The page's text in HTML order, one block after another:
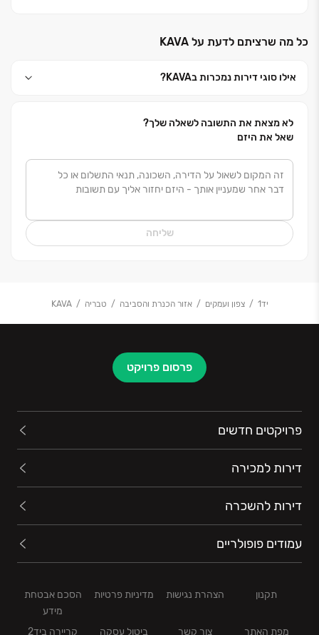
בכל רחבי הארץ, ובמהלך השנים בנתה ובונה אלפי יחידות
בפיתוח ובנייה של פרויקטים למסחר ותעסוקה בהיקפים
למגידו ניסיון רב שנים ורקורד מרשים של איכות בנייה בלתי
מתפשרת, והיא מחויבת להנגשת פתרונות דיור לכלל
דיור. החברה מספקת ללקוחותיה שירות אמין, אדיב
ומקצועי,
הבנקים המרכזיים במשק. החברה מיישמת תהליכי ניהול,
מקצועיות חסרת פשרות והתמקדות בהתחדשות עירונית
מציב את אאורה ומגידו בחזית ענף הבנייה בישראל, תוך
כל מה שרציתם לדעת על KAVA‏
אילו סוגי דירות נמכרות בKAVA‏?
לא מצאת את התשובה לשאלה שלך?
שאל את היזם
שליחה
יד1 צפון ועמקים אזור הכנרת והסביבה טבריה KAVA‏
פרסום פרויקט
פרויקטים חדשים
דירות למכירה
דירות להשכרה
עמודים פופולריים
תקנון הצהרת נגישות מדיניות פרטיות
הסכם אבטחת
מידע
מפת האתר
צור קשר ביטול עסקה קריירה ביד2